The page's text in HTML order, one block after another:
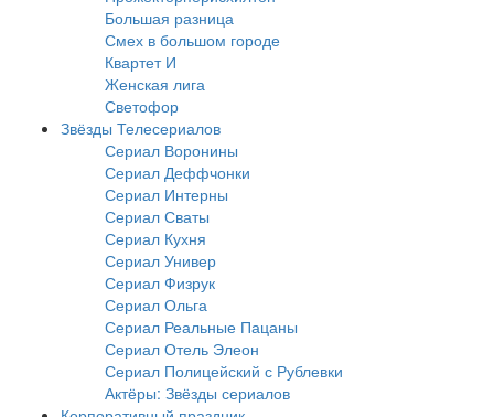
Большая разница
Смех в большом городе
Квартет И
Женская лига
Светофор
Звёзды Телесериалов
Сериал Воронины
Сериал Деффчонки
Сериал Интерны
Сериал Сваты
Сериал Кухня
Сериал Универ
Сериал Физрук
Сериал Ольга
Сериал Реальные Пацаны
Сериал Отель Элеон
Сериал Полицейский с Рублевки
Актёры: Звёзды сериалов